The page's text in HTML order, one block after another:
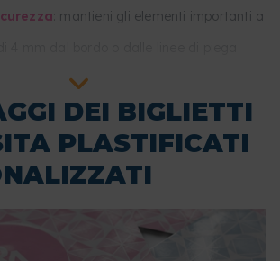
: mantieni gli elementi importanti a
: almeno 300 dpi.
PDF in scala 1:1 (senza password).
font devono essere incorporati o convertiti
DEI BIGLIETTI
PLASTIFICATI